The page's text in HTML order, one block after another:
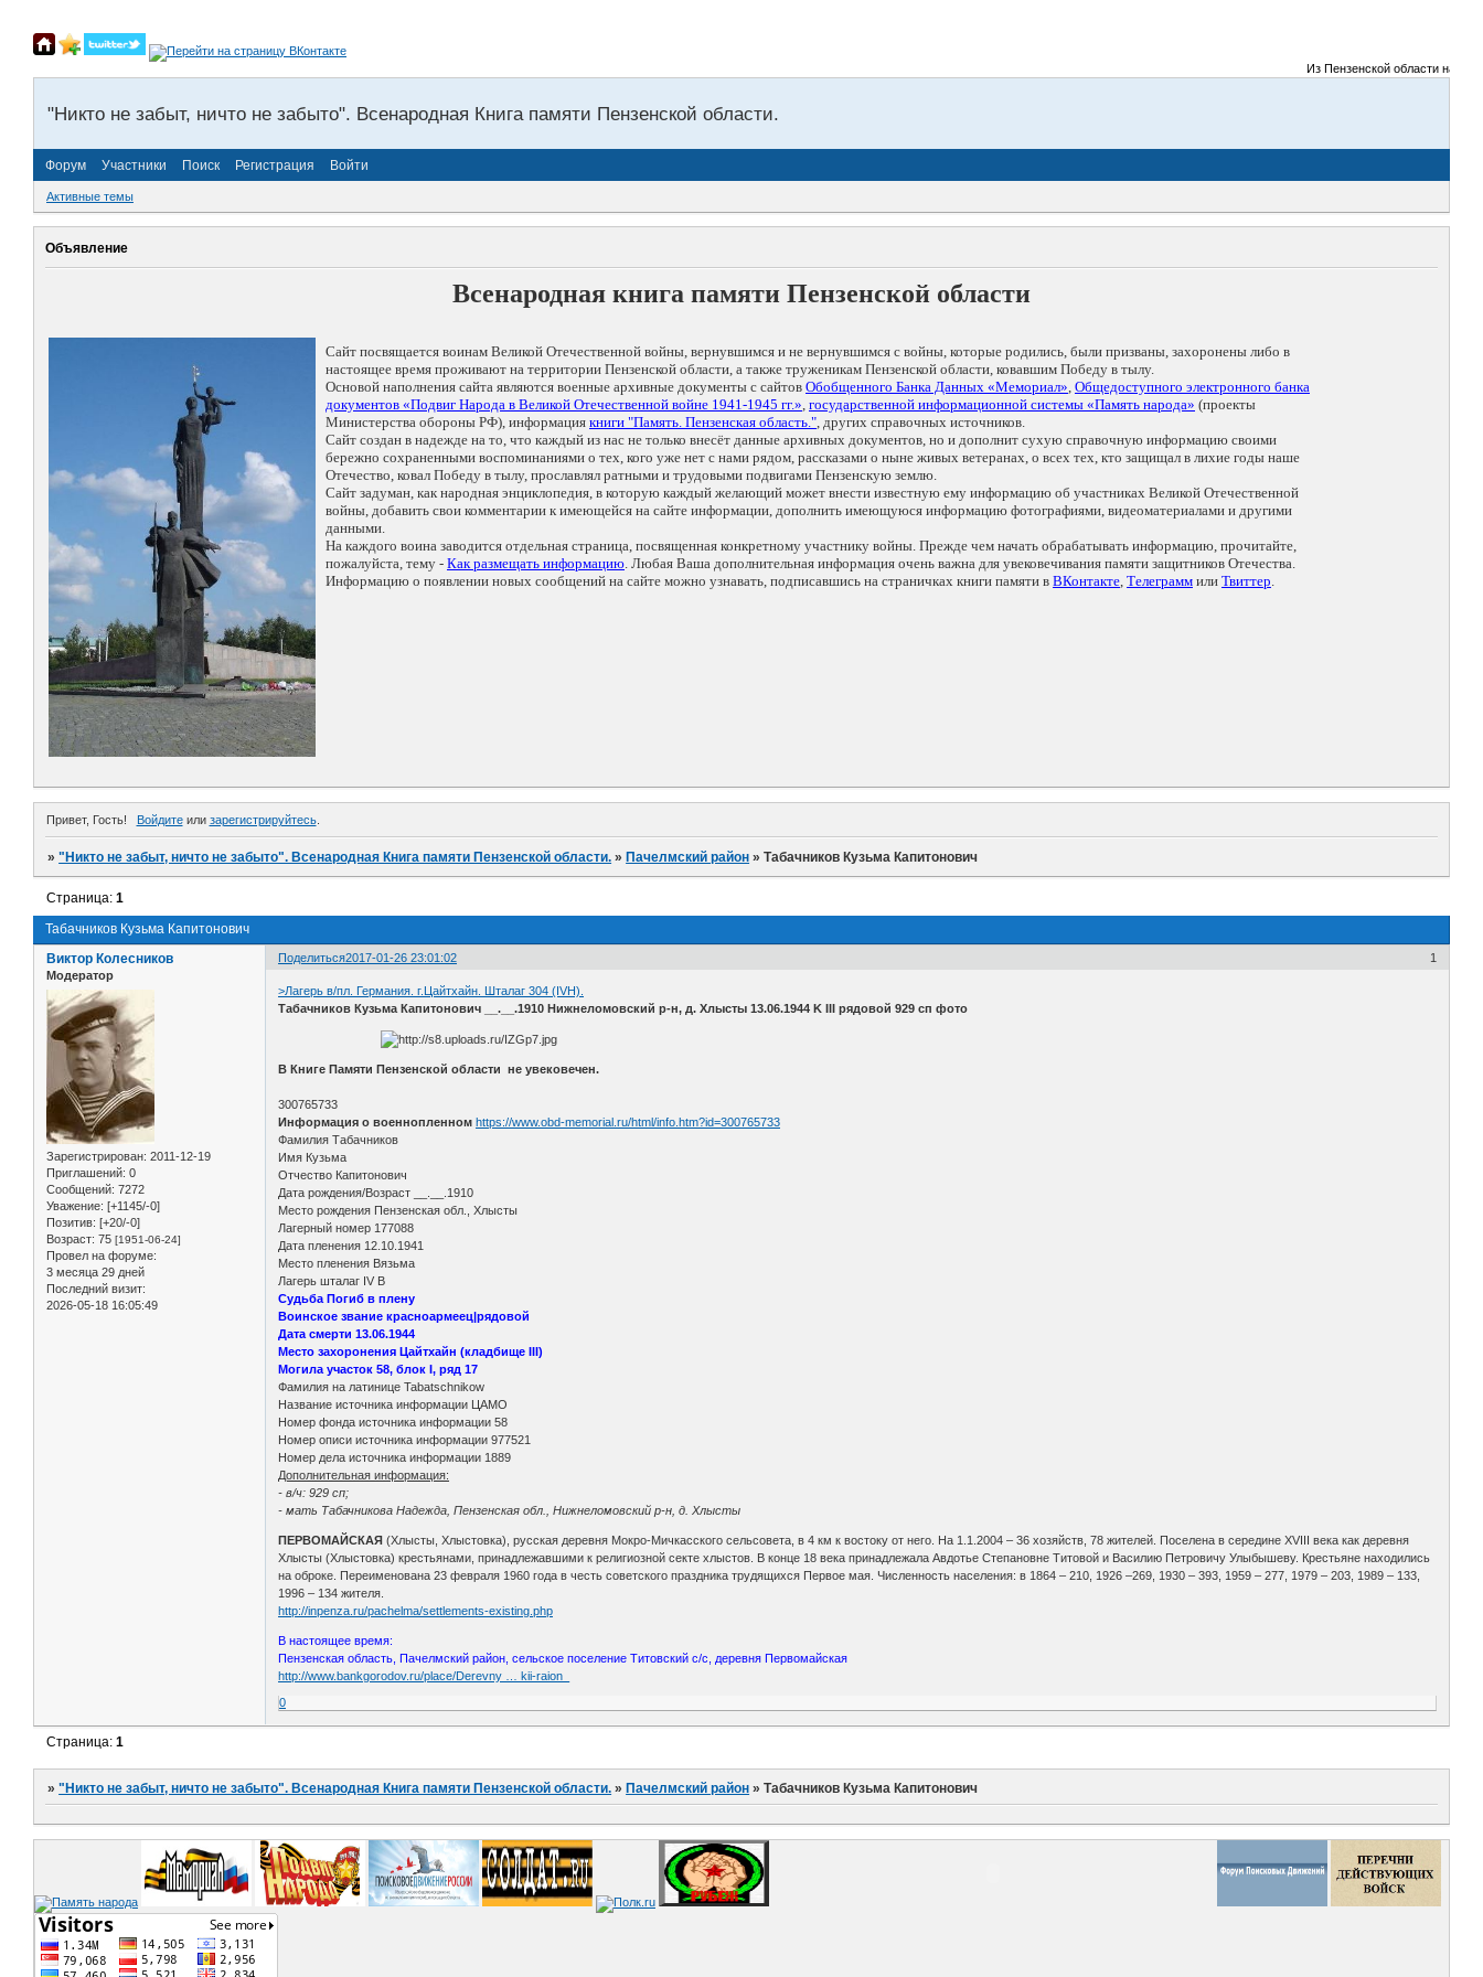
Из Пензенской области на
"Никто не забыт, ничто не забыто". Всенародная Книга памяти Пензенской области.
Форум Участники Поиск Регистрация Войти
Активные темы
Объявление
Всенародная книга памяти Пензенской области
Сайт посвящается воинам Великой Отечественной войны, вернувшимся и не вернувшимся с войны, которые родились, были призваны, захоронены либо в
настоящее время проживают на территории Пензенской области, а также труженикам Пензенской области, ковавшим Победу в тылу.
Основой наполнения сайта являются военные архивные документы с сайтов Обобщенного Банка Данных «Мемориал», Общедоступного электронного банка
документов «Подвиг Народа в Великой Отечественной войне 1941-1945 гг.», государственной информационной системы «Память народа» (проекты
Министерства обороны РФ), информация книги "Память. Пензенская область.", других справочных источников.
Сайт создан в надежде на то, что каждый из нас не только внесёт данные архивных документов, но и дополнит сухую справочную информацию своими
бережно сохраненными воспоминаниями о тех, кого уже нет с нами рядом, рассказами о ныне живых ветеранах, о всех тех, кто защищал в лихие годы наше
Отечество, ковал Победу в тылу, прославлял ратными и трудовыми подвигами Пензенскую землю.
Сайт задуман, как народная энциклопедия, в которую каждый желающий может внести известную ему информацию об участниках Великой Отечественной
войны, добавить свои комментарии к имеющейся на сайте информации, дополнить имеющуюся информацию фотографиями, видеоматериалами и другими
данными.
На каждого воина заводится отдельная страница, посвященная конкретному участнику войны. Прежде чем начать обрабатывать информацию, прочитайте,
пожалуйста, тему - Как размещать информацию. Любая Ваша дополнительная информация очень важна для увековечивания памяти защитников Отечества.
Информацию о появлении новых сообщений на сайте можно узнавать, подписавшись на страничках книги памяти в ВКонтакте, Телеграмм или Твиттер.
Привет, Гость! Войдитеили зарегистрируйтесь.
»"Никто не забыт, ничто не забыто". Всенародная Книга памяти Пензенской области. » Пачелмский район »Табачников Кузьма Капитонович
Табачников Кузьма Капитонович
Страница:1
Поделиться 1
2017-01-26 23:01:02
Виктор Колесников
Модератор
Зарегистрирован: 2011-12-19
Приглашений: 0
Сообщений: 7272
Уважение: [+1145/-0]
Позитив: [+20/-0]
Возраст: 75 [1951-06-24]
Провел на форуме:
3 месяца 29 дней
Последний визит:
2026-05-18 16:05:49
>Лагерь в/пл. Германия. г.Цайтхайн. Шталаг 304 (IVH).
Табачников Кузьма Капитонович __.__.1910 Нижнеломовский р-н, д. Хлысты 13.06.1944 K III рядовой 929 сп фото
В Книге Памяти Пензенской области не увековечен.
300765733
Информация о военнопленном https://www.obd-memorial.ru/html/info.htm?id=300765733
Фамилия Табачников
Имя Кузьма
Отчество Капитонович
Дата рождения/Возраст __.__.1910
Место рождения Пензенская обл., Хлысты
Лагерный номер 177088
Дата пленения 12.10.1941
Место пленения Вязьма
Лагерь шталаг IV B
Судьба Погиб в плену
Воинское звание красноармеец|рядовой
Дата смерти 13.06.1944
Место захоронения Цайтхайн (кладбище III)
Могила участок 58, блок I, ряд 17
Фамилия на латинице Tabatschnikow
Название источника информации ЦАМО
Номер фонда источника информации 58
Номер описи источника информации 977521
Номер дела источника информации 1889
Дополнительная информация:
- в/ч: 929 сп;
- мать Табачникова Надежда, Пензенская обл., Нижнеломовский р-н, д. Хлысты
ПЕРВОМАЙСКАЯ (Хлысты, Хлыстовка), русская деревня Мокро-Мичкасского сельсовета, в 4 км к востоку от него. На 1.1.2004 – 36 хозяйств, 78 жителей. Поселена в середине XVIII века как деревня
Хлысты (Хлыстовка) крестьянами, принадлежавшими к религиозной секте хлыстов. В конце 18 века принадлежала Авдотье Степановне Титовой и Василию Петровичу Улыбышеву. Крестьяне находились
на оброке. Переименована 23 февраля 1960 года в честь советского праздника трудящихся Первое мая. Численность населения: в 1864 – 210, 1926 –269, 1930 – 393, 1959 – 277, 1979 – 203, 1989 – 133,
1996 – 134 жителя.
http://inpenza.ru/pachelma/settlements-existing.php
В настоящее время:
Пензенская область, Пачелмский район, сельское поселение Титовский с/с, деревня Первомайская
http://www.bankgorodov.ru/place/Derevny … kii-raion_
0
Страница:1
»"Никто не забыт, ничто не забыто". Всенародная Книга памяти Пензенской области. »Пачелмский район »Табачников Кузьма Капитонович